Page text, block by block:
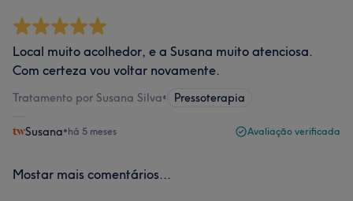
Local muito acolhedor, e a Susana muito atenciosa.
Com certeza vou voltar novamente.
Tratamento por Susana Silva• Pressoterapia
Susana•há 5 meses Avaliação verificada
Mostar mais comentários...